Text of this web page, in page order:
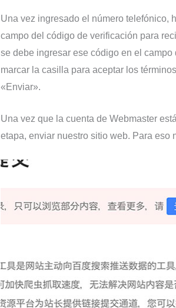
Una vez ingresado el número telefónico,
campo del código de verificación para
se debe ingresar ese código en el
marcar la casilla para aceptar los
«Enviar».
Una vez que la cuenta de Webmaster
etapa, enviar nuestro sitio web. Para eso